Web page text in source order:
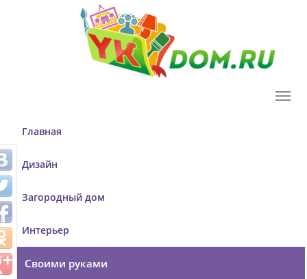
T
Главная
Дизайн
Загородный дом
Интерьер
Своими руками